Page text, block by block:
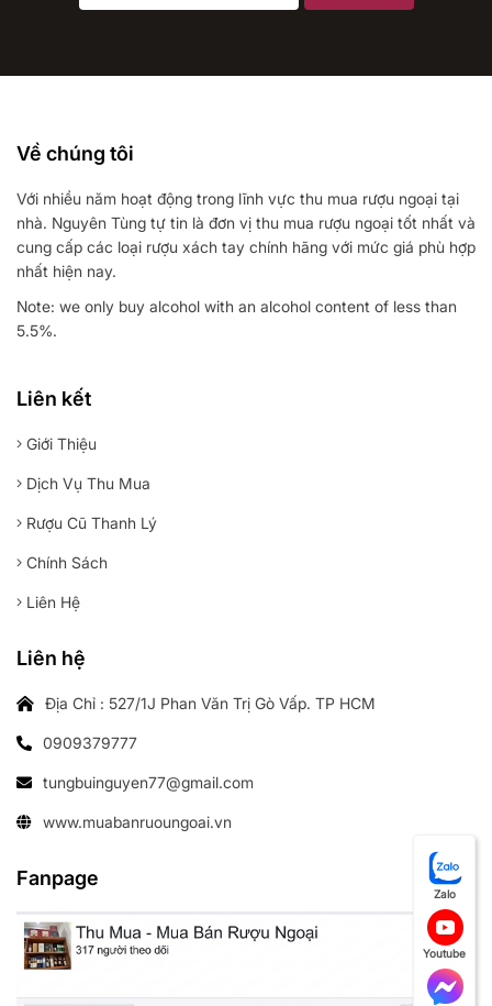
Về chúng tôi
Với nhiều năm hoạt động trong lĩnh vực thu mua rượu ngoại tại
nhà. Nguyên Tùng tự tin là đơn vị thu mua rượu ngoại tốt nhất và
cung cấp các loại rượu xách tay chính hãng với mức giá phù hợp
nhất hiện nay.
Note: we only buy alcohol with an alcohol content of less than
5.5%.
Liên kết
Giới Thiệu
Dịch Vụ Thu Mua
Rượu Cũ Thanh Lý
Chính Sách
Liên Hệ
Liên hệ
Địa Chỉ : 527/1J Phan Văn Trị Gò Vấp. TP HCM
0909379777
tungbuinguyen77@gmail.com
www.muabanruoungoai.vn
Fanpage
Zalo
Youtube